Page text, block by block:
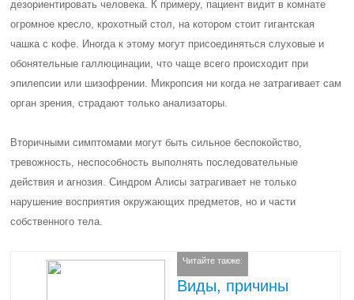
дезориентировать человека. К примеру, пациент видит в комнате
огромное кресло, крохотный стол, на котором стоит гигантская
чашка с кофе. Иногда к этому могут присоединяться слуховые и
обонятельные галлюцинации, что чаще всего происходит при
эпилепсии или шизофрении. Микропсия ни когда не затрагивает сам
орган зрения, страдают только анализаторы.
Вторичными симптомами могут быть сильное беспокойство,
тревожность, неспособность выполнять последовательные
действия и агнозия. Синдром Алисы затрагивает не только
нарушение восприятия окружающих предметов, но и части
собственного тела.
Читайте также:
Виды, причины